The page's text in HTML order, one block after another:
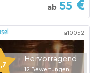
ab 55
a10052
Hervorragend
12 Bewertungen